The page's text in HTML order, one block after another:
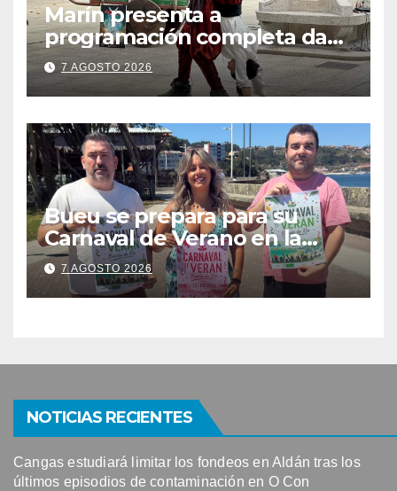
Marín presenta a
programación completa da
Festa Corsaria, que bate
todos os récords de
participación con 100
solicitudes de mesas
7 AGOSTO 2026
Bueu se prepara para su
Carnaval de Verano en la
Banda do Río
7 AGOSTO 2026
NOTICIAS RECIENTES
Cangas estudiará limitar los fondeos en Aldán tras los
últimos episodios de contaminación en O Con